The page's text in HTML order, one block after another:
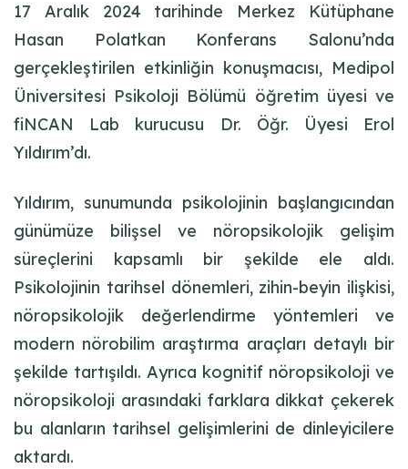
17 Aralık 2024 tarihinde Merkez Kütüphane
Hasan Polatkan Konferans Salonu’nda
gerçekleştirilen etkinliğin konuşmacısı, Medipol
Üniversitesi Psikoloji Bölümü öğretim üyesi ve
fiNCAN Lab kurucusu Dr. Öğr. Üyesi Erol
Yıldırım’dı.
Yıldırım, sunumunda psikolojinin başlangıcından
günümüze bilişsel ve nöropsikolojik gelişim
süreçlerini kapsamlı bir şekilde ele aldı.
Psikolojinin tarihsel dönemleri, zihin-beyin ilişkisi,
nöropsikolojik değerlendirme yöntemleri ve
modern nörobilim araştırma araçları detaylı bir
şekilde tartışıldı. Ayrıca kognitif nöropsikoloji ve
nöropsikoloji arasındaki farklara dikkat çekerek
bu alanların tarihsel gelişimlerini de dinleyicilere
aktardı.